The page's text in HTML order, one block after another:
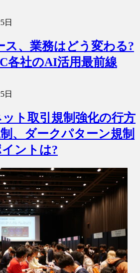
日
ス、業務はどう変わる?
各社のAI活用最前線
日
ト取引規制強化の行方
、ダークパターン規制
ントは?